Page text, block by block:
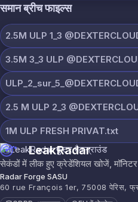
समान ब्रीच फाइल्स
2.5M ULP 1_3
3.5M 3_3 ULP
2.5 M ULP 2_3
1M ULP FRESH PRIVAT.txt
LeakRadar
सेकंडों में लीक हुए क्रेडेंशियल खोजें,
Radar Forge SASU
60 rue François 1er, 75008 पेरिस,